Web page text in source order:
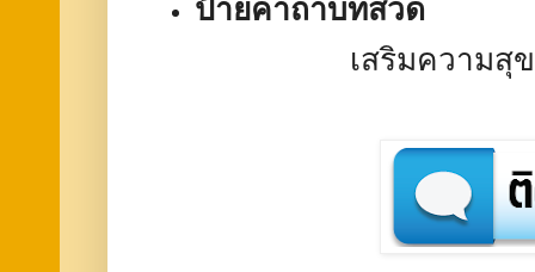
ป้ายคาถาบทสวด
เสริมความ